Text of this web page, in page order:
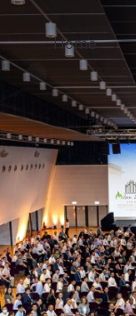
Home
Home